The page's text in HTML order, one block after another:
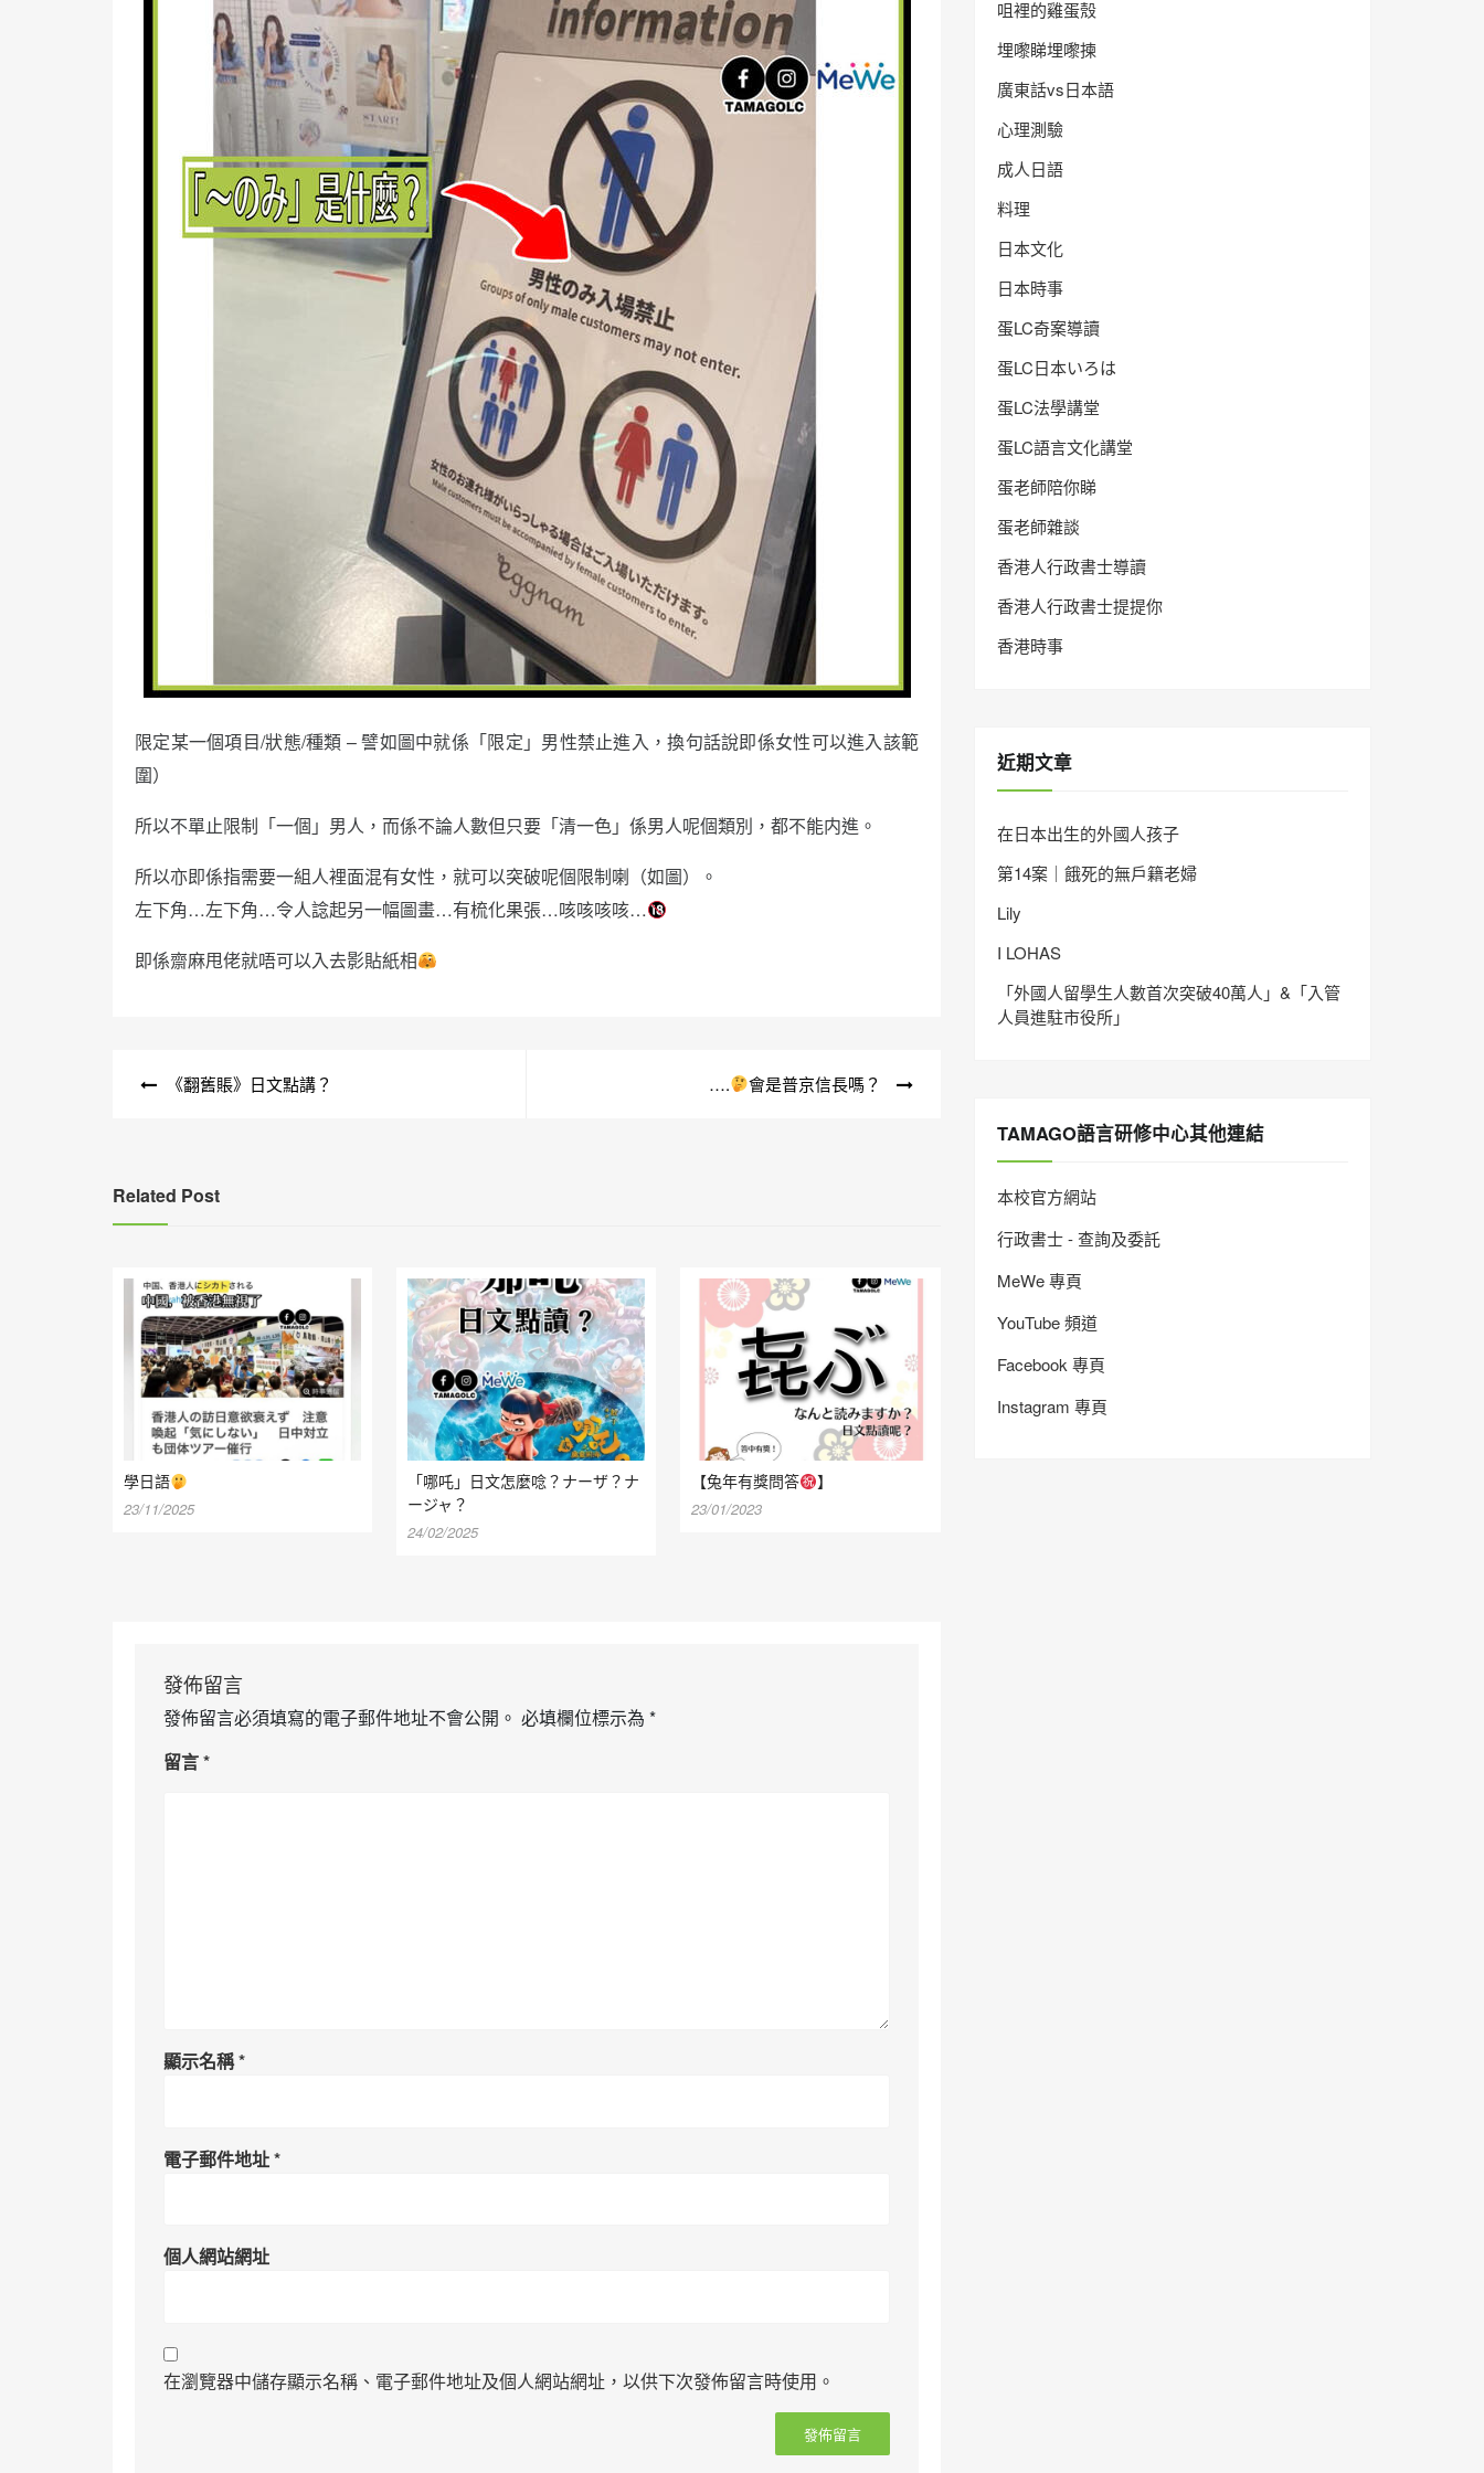
限定某一個項目/狀態/種類 – 譬如圖中就係「限定」男性禁止進入，換句話說即係女性可以進入該範
圍）
所以不單止限制「一個」男人，而係不論人數但只要「清一色」係男人呢個類別，都不能内進。
所以亦即係指需要一組人裡面混有女性，就可以突破呢個限制喇（如圖）。
左下角…左下角…令人諗起另一幅圖畫…有梳化果張…咳咳咳咳…
即係齋麻甩佬就唔可以入去影貼紙相
《翻舊賬》日文點講？ …. 會是普京信長嗎？
Related Post
學日語
23/11/2025
「哪吒」日文怎麼唸？ナーザ？ナ
ージャ？
24/02/2025
【兔年有獎問答 】
23/01/2023
發佈留言
發佈留言必須填寫的電子郵件地址不會公開。 必填欄位標示為 *
留言*
顯示名稱*
電子郵件地址*
個人網站網址
在瀏覽器中儲存顯示名稱、電子郵件地址及個人網站網址，以供下次發佈留言時使用。
咀裡的雞蛋殼
埋嚟睇埋嚟揀
廣東話vs日本語
心理測驗
成人日語
料理
日本文化
日本時事
蛋LC奇案導讀
蛋LC日本いろは
蛋LC法學講堂
蛋LC語言文化講堂
蛋老師陪你睇
蛋老師雜談
香港人行政書士導讀
香港人行政書士提提你
香港時事
近期文章
在日本出生的外國人孩子
第14案｜餓死的無戶籍老婦
Lily
I LOHAS
「外國人留學生人數首次突破40萬人」&「入管
人員進駐市役所」
TAMAGO語言研修中心其他連結
本校官方網站
行政書士 - 查詢及委託
MeWe 專頁
YouTube 頻道
Facebook 專頁
Instagram 專頁